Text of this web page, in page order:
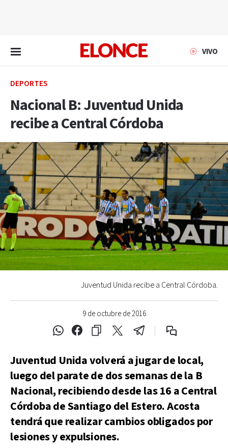
VIVO
DEPORTES
Nacional B: Juventud Unida
recibe a Central Córdoba
9 de octubre de 2016
Juventud Unida recibe a Central Córdoba.
Juventud Unida volverá a jugar de local,
luego del parate de dos semanas de la B
Nacional, recibiendo desde las 16 a Central
Córdoba de Santiago del Estero. Acosta
tendrá que realizar cambios obligados por
lesiones y expulsiones.